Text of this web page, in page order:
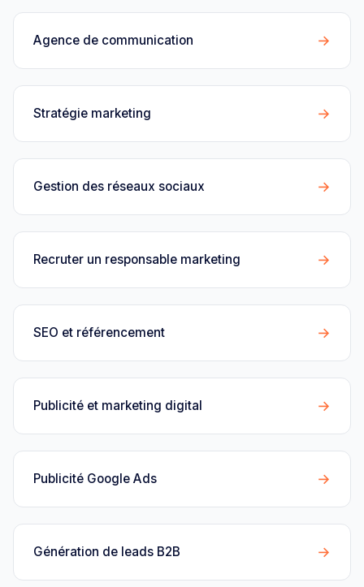
Agence de communication →
Stratégie marketing →
Gestion des réseaux sociaux →
Recruter un responsable marketing →
SEO et référencement →
Publicité et marketing digital →
Publicité Google Ads →
Génération de leads B2B →